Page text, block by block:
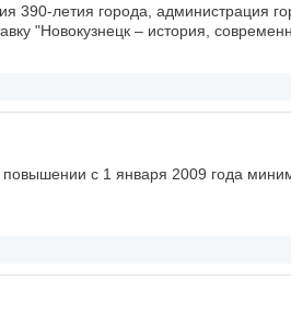
390-летия города, администрация
"Новокузнецк – история,
с 1 января 2009 года